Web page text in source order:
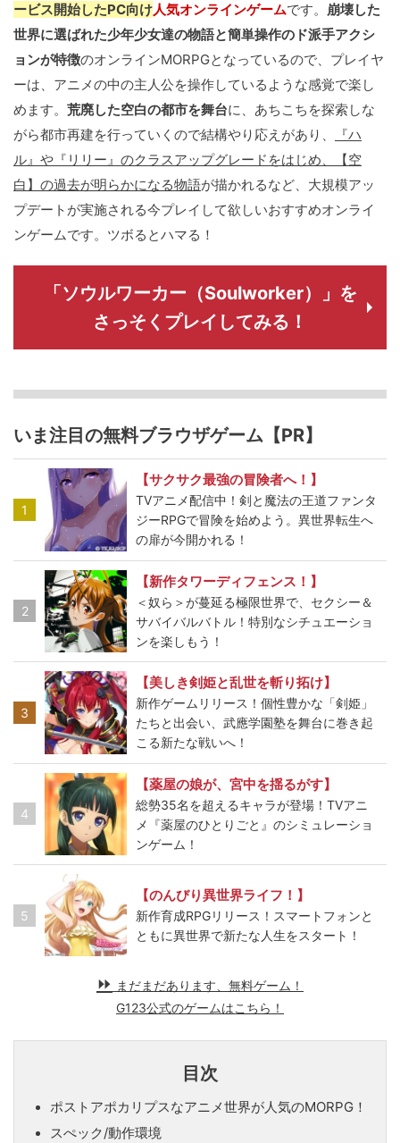
ービス開始したPC向け人気オンラインゲームです。 崩壊した
世界に選ばれた少年少女達の物語と簡単操作のド派手アクシ
ョンが特徴のオンラインMORPGとなっているので、プレイヤ
ーは、アニメの中の主人公を操作しているような感覚で楽し
めます。 荒廃した空白の都市を舞台に、あちこちを探索しな
がら都市再建を行っていくので結構やり応えがあり、
『ハ
ル』や『リリー』のクラスアップグレードをはじめ、【空
白】の過去が明らかになる物語が描かれるなど、大規模アッ
プデートが実施される今プレイして欲しいおすすめオンライ
ンゲームです。ツボるとハマる！
「ソウルワーカー（Soulworker）」を
さっそくプレイしてみる！
いま注目の無料ブラウザゲーム【PR】
1
【サクサク最強の冒険者へ！】
TVアニメ配信中！剣と魔法の王道ファンタ
ジーRPGで冒険を始めよう。異世界転生へ
の扉が今開かれる！
2
【新作タワーディフェンス！】
＜奴ら＞が蔓延る極限世界で、セクシー＆
サバイバルバトル！特別なシチュエーショ
ンを楽しもう！
3
【美しき剣姫と乱世を斬り拓け】
新作ゲームリリース！個性豊かな「剣姫」
たちと出会い、武應学園塾を舞台に巻き起
こる新たな戦いへ！
4
【薬屋の娘が、宮中を揺るがす】
総勢35名を超えるキャラが登場！TVアニ
メ『薬屋のひとりごと』のシミュレーショ
ンゲーム！
5
【のんびり異世界ライフ！】
新作育成RPGリリース！スマートフォンと
ともに異世界で新たな人生をスタート！
まだまだあります、無料ゲーム！
G123公式のゲームはこちら！
目次
ポストアポカリプスなアニメ世界が人気のMORPG！
スぺック/動作環境